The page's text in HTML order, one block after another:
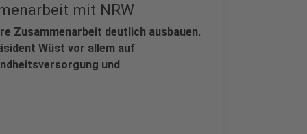
mit NRW
Zusammenarbeit deutlich ausbauen.
Wüst vor allem auf
und